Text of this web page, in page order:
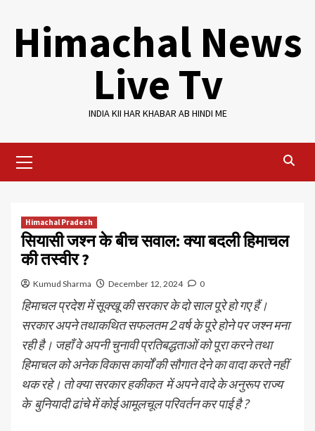
contentHimachal News
Live Tv
INDIA KII HAR KHABAR AB HINDI ME
Menu
Himachal Pradesh
सियासी जश्न के बीच सवाल: क्या बदली हिमाचल
की तस्वीर ?
Kumud Sharma December 12, 2024 0
हिमाचल प्रदेश में सूक्खू की सरकार के दो साल पूरे हो गए हैं।
सरकार अपने तथाकथित सफलतम 2 वर्ष के पूरे होने पर जश्न मना
रही है। जहाँ वे अपनी चुनावी प्रतिबद्धताओं को पूरा करने तथा
हिमाचल को अनेक विकास कार्यों की सौगात देने का वादा करते नहीं
थक रहे। तो क्या सरकार हकीकत में अपने वादे के अनुरूप राज्य
के बुनियादी ढांचे में कोई आमूलचूल परिवर्तन कर पाई है ?